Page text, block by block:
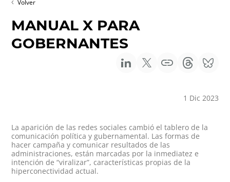
Volver
MANUAL X PARA
GOBERNANTES
1 Dic 2023
La aparición de las redes sociales cambió el tablero de la
comunicación política y gubernamental. Las formas de
hacer campaña y comunicar resultados de las
administraciones, están marcadas por la inmediatez e
intención de “viralizar”, características propias de la
hiperconectividad actual.